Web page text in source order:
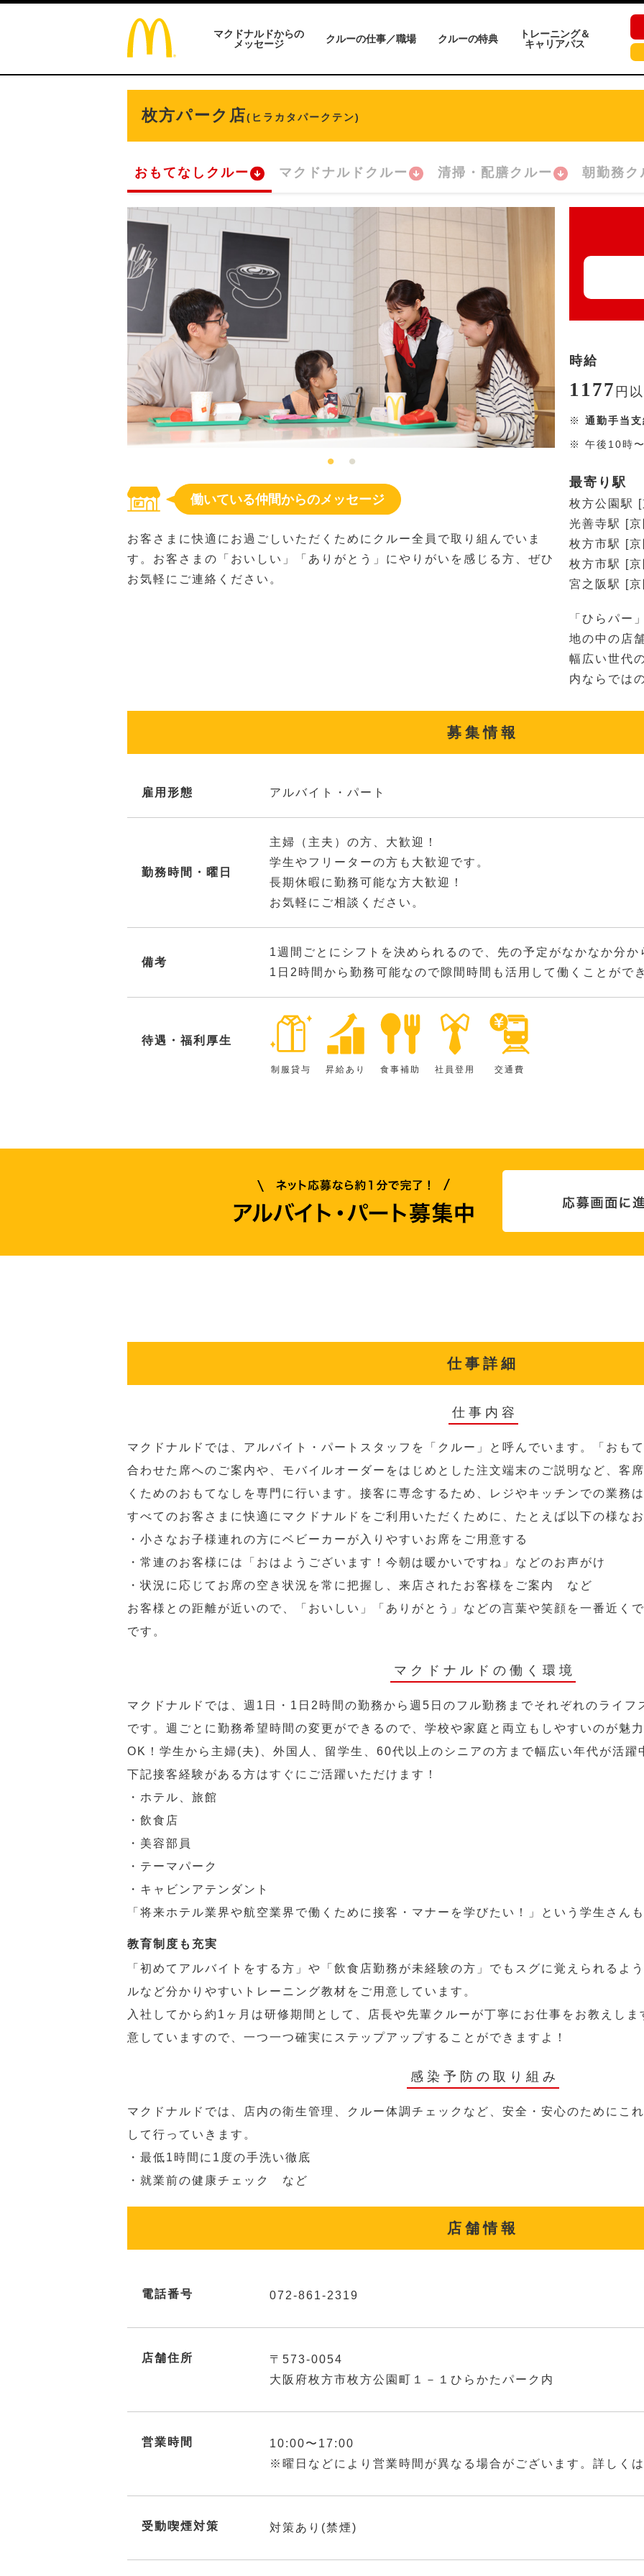
マクドナルドからの
メッセージ
クルーの仕事／職場 クルーの特典
トレーニング＆
キャリアパス
枚方パーク店(ヒラカタパークテン)
おもてなしクルー マクドナルドクルー 清掃・配膳クルー 朝勤務ク
働いている仲間からのメッセージ
お客さまに快適にお過ごしいただくためにクルー全員で取り組んでいま
す。お客さまの「おいしい」「ありがとう」にやりがいを感じる方、ぜひ
お気軽にご連絡ください。
時給
1177 円
※ 通勤手当
※ 午後10時
最寄り駅
枚方公園駅
光善寺駅 [
枚方市駅 [
枚方市駅 [
宮之阪駅 [
「ひらパー
地の中の店
幅広い世代
内ならでは
募集情報
雇用形態 アルバイト・パート
勤務時間・曜日
主婦（主夫）の方、大歓迎！
学生やフリーターの方も大歓迎です。
長期休暇に勤務可能な方大歓迎！
お気軽にご相談ください。
備考
1週間ごとにシフトを決められるので、先の予定がなかなか分
1日2時間から勤務可能なので隙間時間も活用して働くことがで
待遇・福利厚生
制服貸与 昇給あり 食事補助 社員登用 交通費
仕事詳細
仕事内容
マクドナルドでは、アルバイト・パートスタッフを「クルー」と呼んでいます。「おも
合わせた席へのご案内や、モバイルオーダーをはじめとした注文端末のご説明など、客
くためのおもてなしを専門に行います。接客に専念するため、レジやキッチンでの業務
すべてのお客さまに快適にマクドナルドをご利用いただくために、たとえば以下の様な
・小さなお子様連れの方にベビーカーが入りやすいお席をご用意する
・常連のお客様には「おはようございます！今朝は暖かいですね」などのお声がけ
・状況に応じてお席の空き状況を常に把握し、来店されたお客様をご案内 など
お客様との距離が近いので、「おいしい」「ありがとう」などの言葉や笑顔を一番近く
です。
マクドナルドの働く環境
マクドナルドでは、週1日・1日2時間の勤務から週5日のフル勤務までそれぞれのライフ
です。週ごとに勤務希望時間の変更ができるので、学校や家庭と両立もしやすいのが魅
OK！学生から主婦(夫)、外国人、留学生、60代以上のシニアの方まで幅広い年代が活躍
下記接客経験がある方はすぐにご活躍いただけます！
・ホテル、旅館
・飲食店
・美容部員
・テーマパーク
・キャビンアテンダント
「将来ホテル業界や航空業界で働くために接客・マナーを学びたい！」という学生さん
教育制度も充実
「初めてアルバイトをする方」や「飲食店勤務が未経験の方」でもスグに覚えられるよ
ルなど分かりやすいトレーニング教材をご用意しています。
入社してから約1ヶ月は研修期間として、店長や先輩クルーが丁寧にお仕事をお教えし
意していますので、一つ一つ確実にステップアップすることができますよ！
感染予防の取り組み
マクドナルドでは、店内の衛生管理、クルー体調チェックなど、安全・安心のためにこ
して行っていきます。
・最低1時間に1度の手洗い徹底
・就業前の健康チェック など
店舗情報
電話番号 072-861-2319
店舗住所
〒573-0054
大阪府枚方市枚方公園町１－１ひらかたパーク内
営業時間
10:00〜17:00
※曜日などにより営業時間が異なる場合がございます。詳しく
受動喫煙対策 対策あり(禁煙)